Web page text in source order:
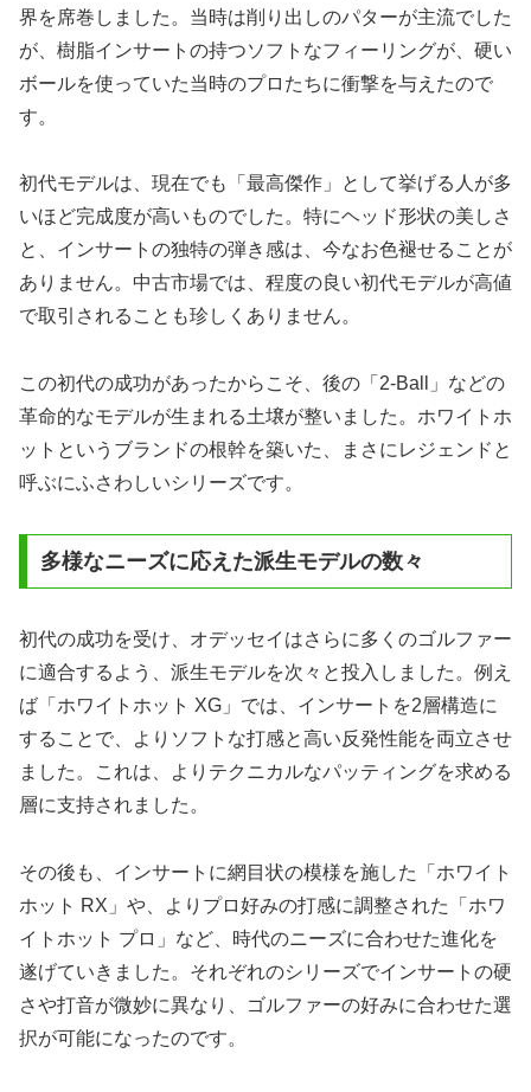
界を席巻しました。当時は削り出しのパターが主流でした
が、樹脂インサートの持つソフトなフィーリングが、硬い
ボールを使っていた当時のプロたちに衝撃を与えたので
す。
初代モデルは、現在でも「最高傑作」として挙げる人が多
いほど完成度が高いものでした。特にヘッド形状の美しさ
と、インサートの独特の弾き感は、今なお色褪せることが
ありません。中古市場では、程度の良い初代モデルが高値
で取引されることも珍しくありません。
この初代の成功があったからこそ、後の「2-Ball」などの
革命的なモデルが生まれる土壌が整いました。ホワイトホ
ットというブランドの根幹を築いた、まさにレジェンドと
呼ぶにふさわしいシリーズです。
多様なニーズに応えた派生モデルの数々
初代の成功を受け、オデッセイはさらに多くのゴルファー
に適合するよう、派生モデルを次々と投入しました。例え
ば「ホワイトホット XG」では、インサートを2層構造に
することで、よりソフトな打感と高い反発性能を両立させ
ました。これは、よりテクニカルなパッティングを求める
層に支持されました。
その後も、インサートに網目状の模様を施した「ホワイト
ホット RX」や、よりプロ好みの打感に調整された「ホワ
イトホット プロ」など、時代のニーズに合わせた進化を
遂げていきました。それぞれのシリーズでインサートの硬
さや打音が微妙に異なり、ゴルファーの好みに合わせた選
択が可能になったのです。